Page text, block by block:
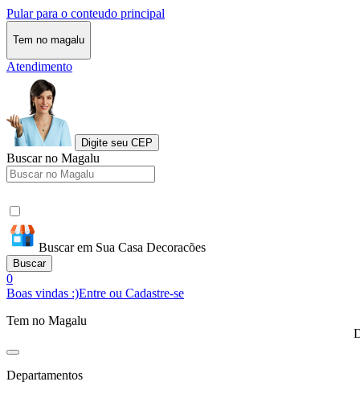
Pular para o conteudo principal
Tem no magalu
Atendimento
Digite seu CEP
Buscar no Magalu
Buscar em Sua Casa Decoracões
Buscar
0
Boas vindas :)Entre ou Cadastre-se
Tem no Magalu
Departamentos